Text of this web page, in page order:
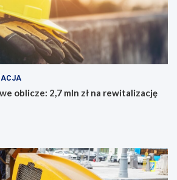
oblicze: 2,7 mln zł na rewitalizację